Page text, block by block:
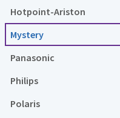
Hotpoint-Ariston
Mystery
Panasonic
Philips
Polaris